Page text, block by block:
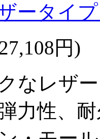
ータイ
円)
なレザ
力性、